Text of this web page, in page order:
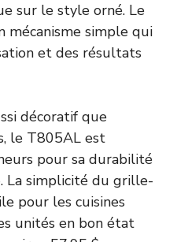
sur le style orné. Le
mécanisme simple qui
et des résultats
décoratif que
le T805AL est
pour sa durabilité
La simplicité du grille-
pour les cuisines
unités en bon état